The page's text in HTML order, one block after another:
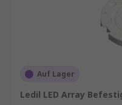
Auf Lager
Ledil LED Array